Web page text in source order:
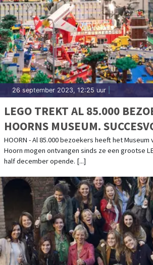
26 september 2023, 12:25 uur
LEGO TREKT AL 85.000
HOORNS MUSEUM. SUCCESVOLLE
EXPOSITIE WORDT
HOORN - Al 85.000 bezoekers heeft het Museum
Hoorn mogen ontvangen sinds ze een grootse
half december opende. [...]